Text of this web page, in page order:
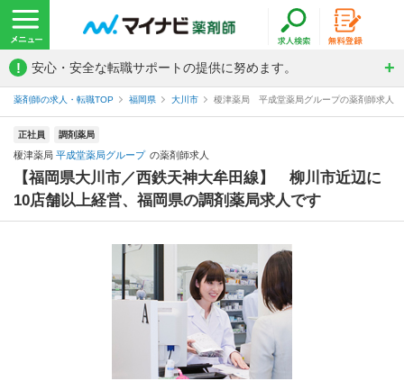
! 安心・安全な転職サポートの提供に努めます。
薬剤師の求人・転職TOP 福岡県 大川市 榎津薬局 平成堂薬局グループの薬剤師求人
正社員 調剤薬局
榎津薬局 平成堂薬局グループ の薬剤師求人
【福岡県大川市／西鉄天神大牟田線】 柳川市近辺に
10店舗以上経営、福岡県の調剤薬局求人です